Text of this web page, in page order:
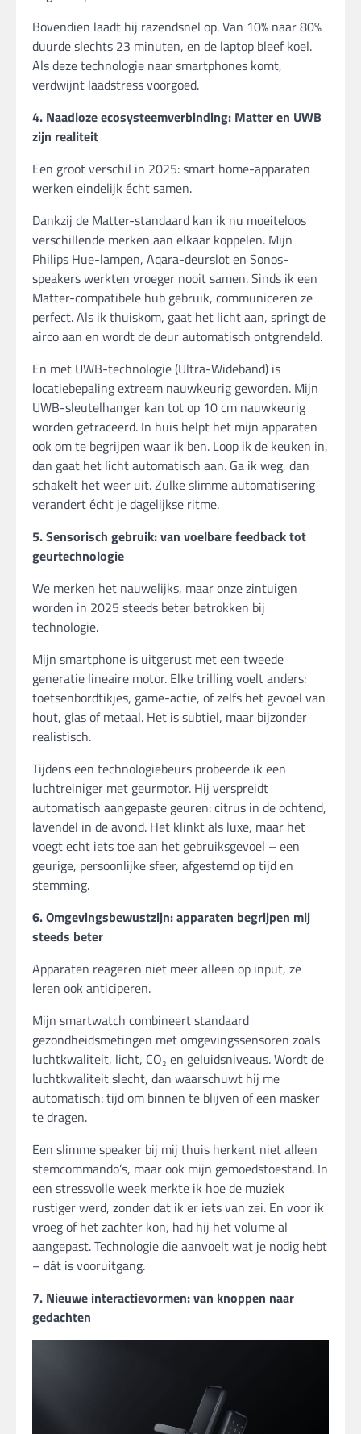
Bovendien laadt hij razendsnel op. Van 10% naar 80%
duurde slechts 23 minuten, en de laptop bleef koel.
Als deze technologie naar smartphones komt,
verdwijnt laadstress voorgoed.
4. Naadloze ecosysteemverbinding: Matter en UWB
zijn realiteit
Een groot verschil in 2025: smart home-apparaten
werken eindelijk écht samen.
Dankzij de Matter-standaard kan ik nu moeiteloos
verschillende merken aan elkaar koppelen. Mijn
Philips Hue-lampen, Aqara-deurslot en Sonos-
speakers werkten vroeger nooit samen. Sinds ik een
Matter-compatibele hub gebruik, communiceren ze
perfect. Als ik thuiskom, gaat het licht aan, springt de
airco aan en wordt de deur automatisch ontgrendeld.
En met UWB-technologie (Ultra-Wideband) is
locatiebepaling extreem nauwkeurig geworden. Mijn
UWB-sleutelhanger kan tot op 10 cm nauwkeurig
worden getraceerd. In huis helpt het mijn apparaten
ook om te begrijpen waar ik ben. Loop ik de keuken in,
dan gaat het licht automatisch aan. Ga ik weg, dan
schakelt het weer uit. Zulke slimme automatisering
verandert écht je dagelijkse ritme.
5. Sensorisch gebruik: van voelbare feedback tot
geurtechnologie
We merken het nauwelijks, maar onze zintuigen
worden in 2025 steeds beter betrokken bij
technologie.
Mijn smartphone is uitgerust met een tweede
generatie lineaire motor. Elke trilling voelt anders:
toetsenbordtikjes, game-actie, of zelfs het gevoel van
hout, glas of metaal. Het is subtiel, maar bijzonder
realistisch.
Tijdens een technologiebeurs probeerde ik een
luchtreiniger met geurmotor. Hij verspreidt
automatisch aangepaste geuren: citrus in de ochtend,
lavendel in de avond. Het klinkt als luxe, maar het
voegt echt iets toe aan het gebruiksgevoel – een
geurige, persoonlijke sfeer, afgestemd op tijd en
stemming.
6. Omgevingsbewustzijn: apparaten begrijpen mij
steeds beter
Apparaten reageren niet meer alleen op input, ze
leren ook anticiperen.
Mijn smartwatch combineert standaard
gezondheidsmetingen met omgevingssensoren zoals
luchtkwaliteit, licht, CO₂ en geluidsniveaus. Wordt de
luchtkwaliteit slecht, dan waarschuwt hij me
automatisch: tijd om binnen te blijven of een masker
te dragen.
Een slimme speaker bij mij thuis herkent niet alleen
stemcommando’s, maar ook mijn gemoedstoestand. In
een stressvolle week merkte ik hoe de muziek
rustiger werd, zonder dat ik er iets van zei. En voor ik
vroeg of het zachter kon, had hij het volume al
aangepast. Technologie die aanvoelt wat je nodig hebt
– dát is vooruitgang.
7. Nieuwe interactievormen: van knoppen naar
gedachten